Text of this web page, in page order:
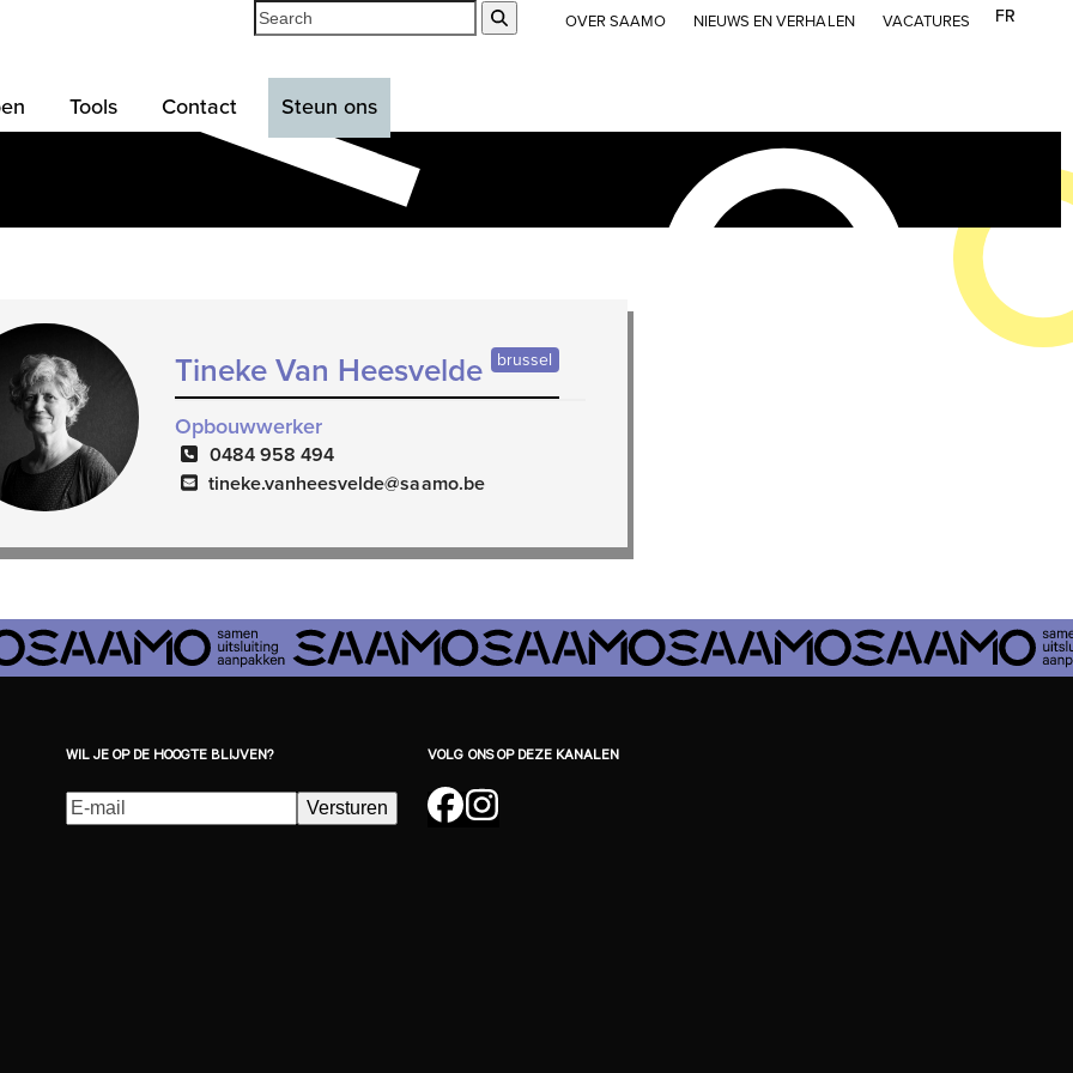
FR
OVER SAAMO NIEUWS EN VERHALEN VACATURES
Search
Tools Contact Steun ons
Tineke Van Heesvelde brussel
Opbouwwerker
0484 958 494
tineke.vanheesvelde@saamo.be
WIL JE OP DE HOOGTE BLIJVEN?
E-
mailadres(Vereist)
Versturen
VOLG ONS OP DEZE KANALEN
Facebook
Instagram